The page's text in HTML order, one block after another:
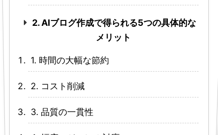
2. AIブログ作成で得られる5つの具体的な
メリット
1. 時間の大幅な節約
2. コスト削減
3. 品質の一貫性